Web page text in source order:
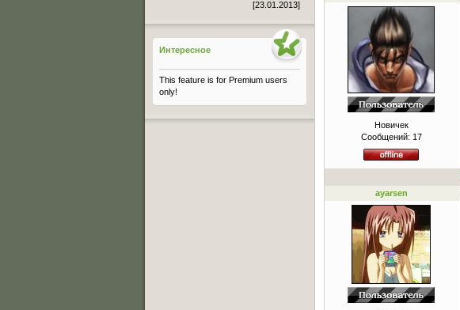
Новичек
Сообщений: 17
ayarsen
[23.01.2013]
Интересное
This feature is for Premium users
only!